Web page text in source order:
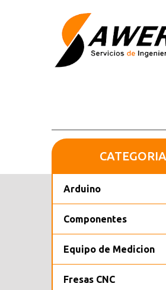
Inicio
Arduino
Componentes
Equipo de Medicion
Fresas CNC